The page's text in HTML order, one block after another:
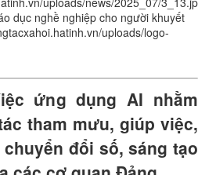
dục nghề nghiệp cho người khuyết
uploads/logo-
ứng dụng AI nhằm
tham mưu, giúp việc,
đổi số, sáng tạo